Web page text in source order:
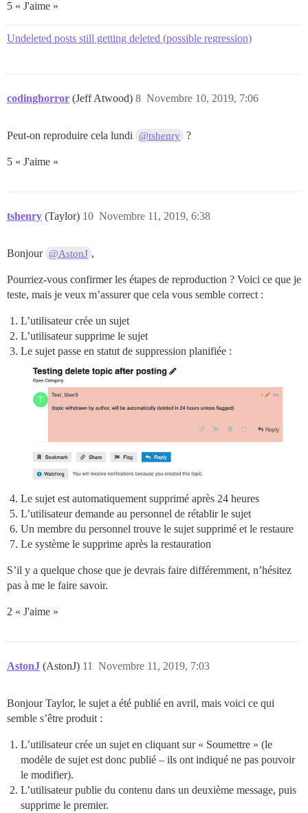
5 « J'aime »
Undeleted posts still getting deleted (possible regression)
codinghorror (Jeff Atwood) Novembre 10, 2019, 7:06
8
Peut-on reproduire cela lundi @tshenry ?
5 « J'aime »
tshenry (Taylor) Novembre 11, 2019, 6:38
10
Bonjour @AstonJ ,
Pourriez-vous confirmer les étapes de reproduction ? Voici ce que je
teste, mais je veux m’assurer que cela vous semble correct :
L’utilisateur crée un sujet
L’utilisateur supprime le sujet
Le sujet passe en statut de suppression planifiée :
Le sujet est automatiquement supprimé après 24 heures
L’utilisateur demande au personnel de rétablir le sujet
Un membre du personnel trouve le sujet supprimé et le restaure
Le système le supprime après la restauration
S’il y a quelque chose que je devrais faire différemment, n’hésitez
pas à me le faire savoir.
2 « J'aime »
AstonJ (AstonJ) Novembre 11, 2019, 7:03
11
Bonjour Taylor, le sujet a été publié en avril, mais voici ce qui
semble s’être produit :
L’utilisateur crée un sujet en cliquant sur « Soumettre » (le
modèle de sujet est donc publié – ils ont indiqué ne pas pouvoir
le modifier).
L’utilisateur publie du contenu dans un deuxième message, puis
supprime le premier.